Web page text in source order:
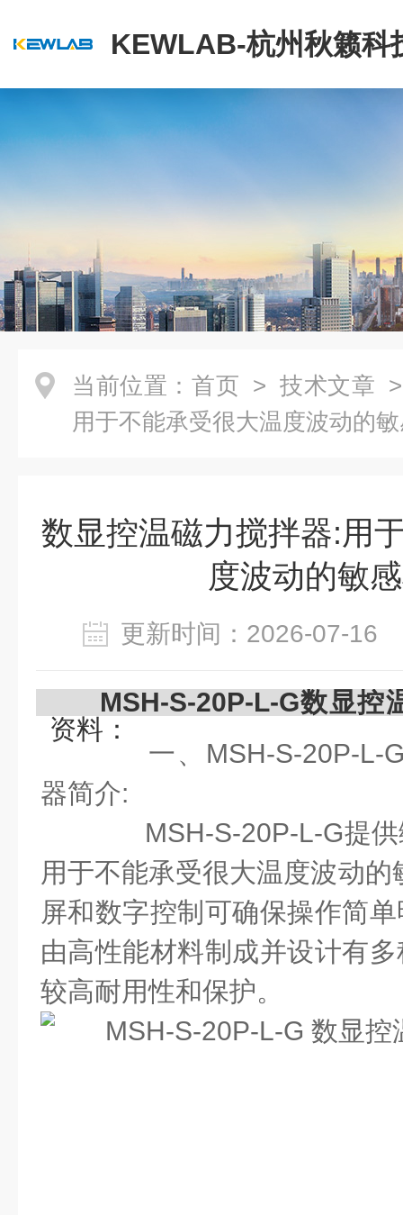
KEWLAB-杭州秋籁科
公司
当前位置： 首页 > 技术文章
用于不能承受很大温度波动的
数显控温磁力搅拌器:用
度波动的敏
更新时间：2026-07-
MSH-S-20P-L-G数显控
资料：
一、MSH-S-20P-L-G
器简介:
MSH-S-20P-L-G提供
用于不能承受很大温度波动
屏和数字控制可确保操作简
由高性能材料制成并设计有
较高耐用性和保护。